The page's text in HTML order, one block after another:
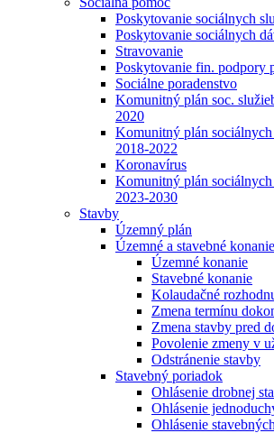
Poskytovanie sociálnych
Poskytovanie sociálnych
Stravovanie
Poskytovanie fin. podpory
Sociálne poradenstvo
Komunitný plán soc.
2020
Komunitný plán
2018-2022
Koronavírus
Komunitný plán
2023-2030
Stavby
Územný plán
Územné a stavebné konanie
Územné konanie
Stavebné konanie
Kolaudačné
Zmena termínu
Zmena stavby pred
Povolenie zmeny v
Odstránenie stavby
Stavebný poriadok
Ohlásenie drobnej
Ohlásenie
Ohlásenie